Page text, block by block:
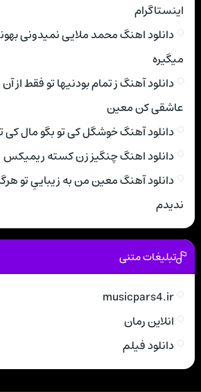
اینستاگرام
دانلود اهنگ محمد ملایی نمیدونی
میگیره
دانلود آهنگ ز تمام بودنیها تو فقط از
عاشقی کن معین
دانلود آهنگ خوشگل کی تو بگو مال کی
دانلود اهنگ چنگیز زن کسته ریمیکس
دانلود آهنگ معین من به زیباییِ تو
ندیدم
تبلیغات متنی
musicpars4.ir
انلاین رمان
دانلود فیلم